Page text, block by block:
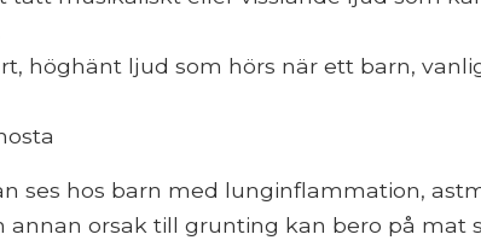
höghänt ljud som hörs när ett barn,
ses hos barn med lunginflammation,
annan orsak till grunting kan bero på mat